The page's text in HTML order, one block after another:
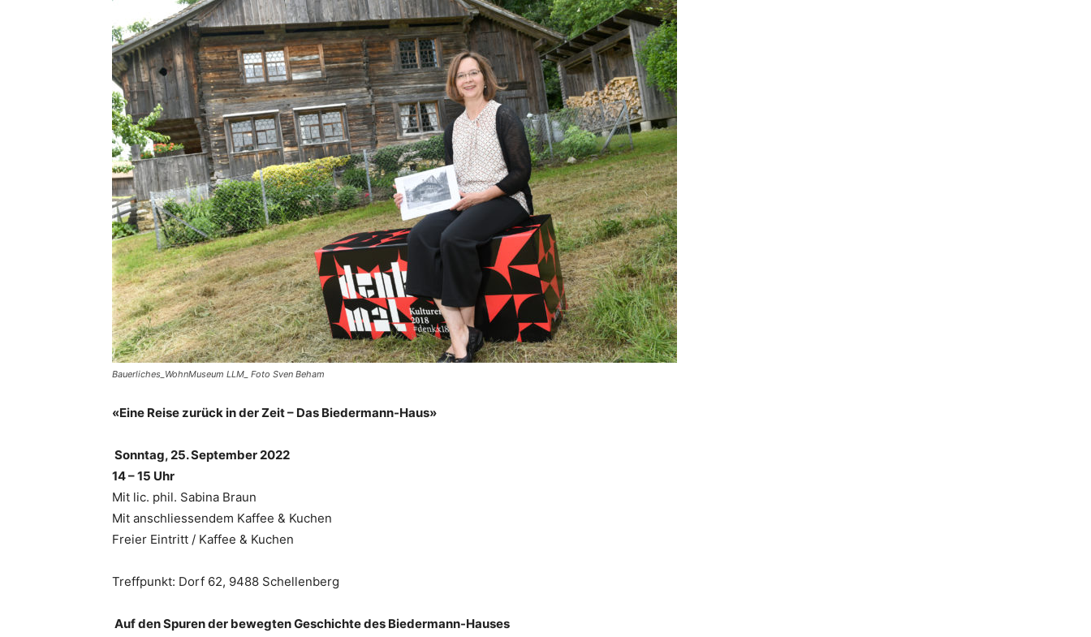
Bauerliches_WohnMuseum LLM_ Foto Sven Beham
«Eine Reise zurück in der Zeit – Das Biedermann-Haus»
Sonntag, 25. September 2022
14 – 15 Uhr
Mit lic. phil. Sabina Braun
Mit anschliessendem Kaffee & Kuchen
Freier Eintritt / Kaffee & Kuchen
Treffpunkt: Dorf 62, 9488 Schellenberg
Auf den Spuren der bewegten Geschichte des Biedermann-Hauses